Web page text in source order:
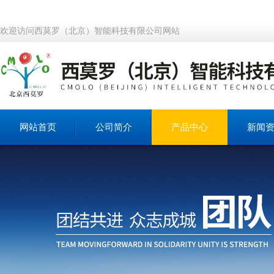
欢迎访问西莫罗（北京）智能科技有限公司网站
网站首页 公司简介 产品中心 新闻